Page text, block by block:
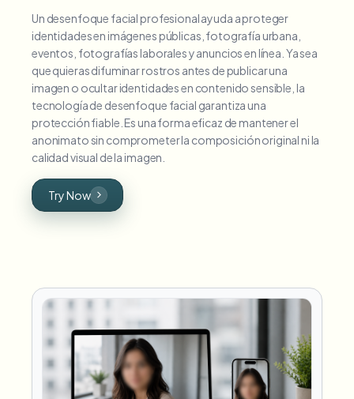
Un desenfoque facial profesional ayuda a proteger
identidades en imágenes públicas, fotografía urbana,
eventos, fotografías laborales y anuncios en línea. Ya sea
que quieras difuminar rostros antes de publicar una
imagen o ocultar identidades en contenido sensible, la
tecnología de desenfoque facial garantiza una
protección fiable. Es una forma eficaz de mantener el
anonimato sin comprometer la composición original ni la
calidad visual de la imagen.
Try Now